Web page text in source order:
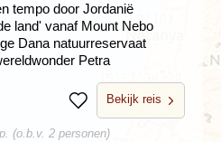
tempo door Jordanië
land' vanaf Mount Nebo
Dana natuurreservaat
Petra
BewarenBekijk reis
(o.b.v. 2 personen)